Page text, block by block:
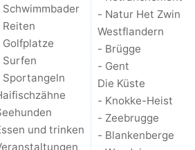
Schwimmbader
Reiten
Golfplatze
Surfen
Sportangeln
und trinken
- Natur Het Zwin
Westflandern
- Brügge
- Gent
Die Küste
- Knokke-Heist
- Zeebrugge
- Blankenberge